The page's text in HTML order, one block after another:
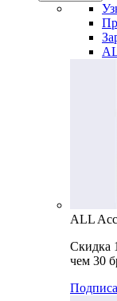
ALL
Скидка
чем 30